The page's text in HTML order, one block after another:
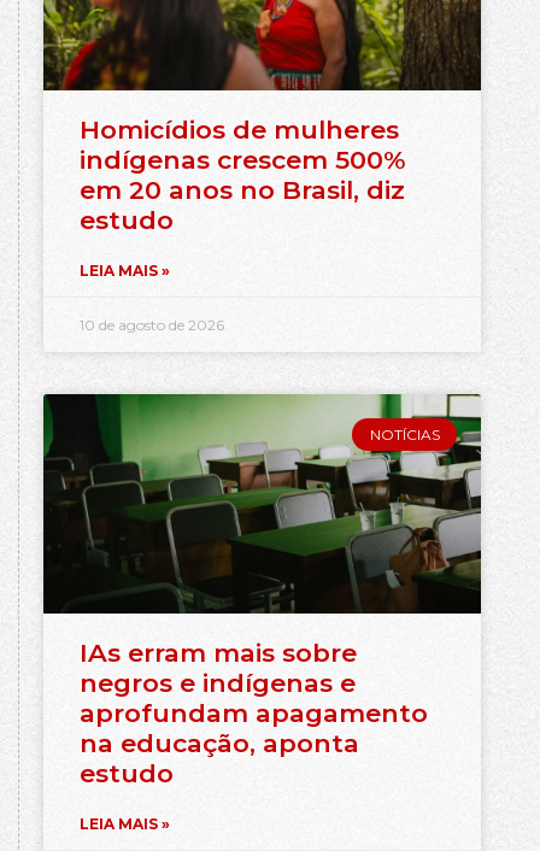
Homicídios de mulheres
indígenas crescem 500%
em 20 anos no Brasil, diz
estudo
LEIA MAIS »
10 de agosto de 2026
NOTÍCIAS
IAs erram mais sobre
negros e indígenas e
aprofundam apagamento
na educação, aponta
estudo
LEIA MAIS »